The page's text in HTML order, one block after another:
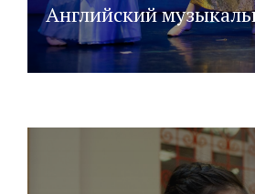
Английский